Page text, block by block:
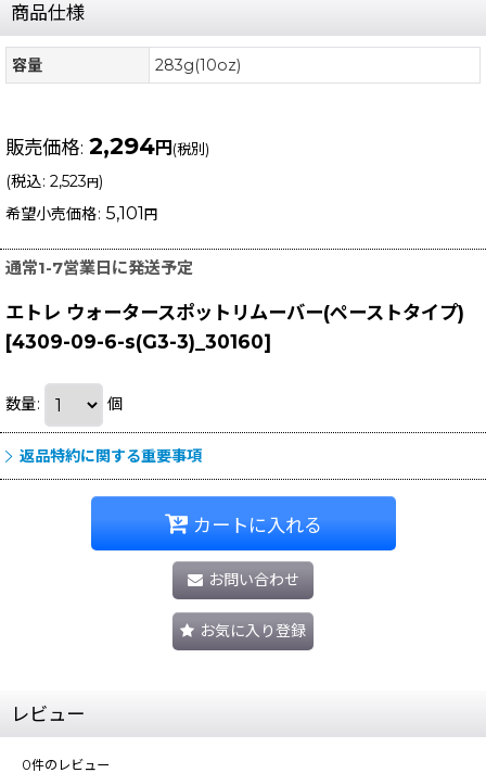
商品仕様
容量 283g(10oz)
販売価格: 2,294円 (税別)
(税込: 2,523 円)
希望小売価格: 5,101 円
通常1-7営業日に発送予定
エトレ ウォータースポットリムーバー(ペーストタイプ)
[4309-09-6-s(G3-3)_30160]
数量: 個
返品特約に関する重要事項
カートに入れる
お問い合わせ
お気に入り登録
レビュー
0件のレビュー